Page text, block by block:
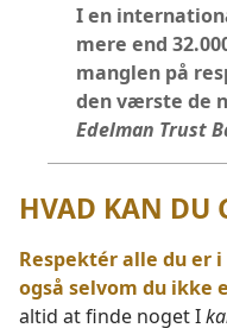
I en
mere end
manglen på
den værste de
Edelman Trust
HVAD KAN DU
Respektér alle du er
også selvom du ikke
altid at finde noget I